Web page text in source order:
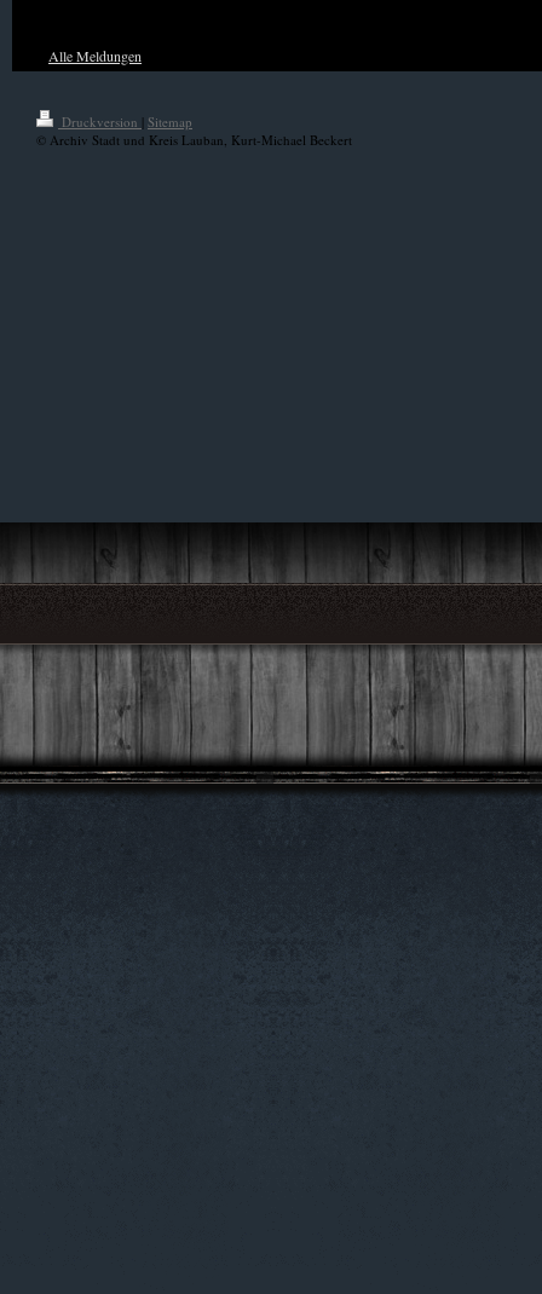
Alle Meldungen
Druckversion | Sitemap
© Archiv Stadt und Kreis Lauban, Kurt-Michael Beckert